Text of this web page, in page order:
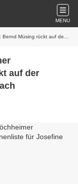
MENU
Grünenliste für Josefine Feiler nach
auf der